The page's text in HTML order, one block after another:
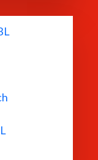
Organizatorzy,
w.)